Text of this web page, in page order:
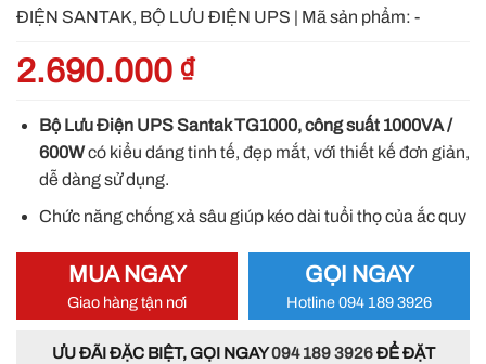
ĐIỆN SANTAK, BỘ LƯU ĐIỆN UPS | Mã sản phẩm: -
2.690.000 ₫
Bộ Lưu Điện UPS Santak TG1000, công suất 1000VA /
600Wcó kiểu dáng tinh tế, đẹp mắt, với thiết kế đơn giản,
dễ dàng sử dụng.
Chức năng chống xả sâu giúp kéo dài tuổi thọ của ắc quy
MUA NGAY
Giao hàng tận nơi
GỌI NGAY
Hotline 094 189 3926
ƯU ĐÃI ĐẶC BIỆT, GỌI NGAY094 189 3926ĐỂ ĐẶT